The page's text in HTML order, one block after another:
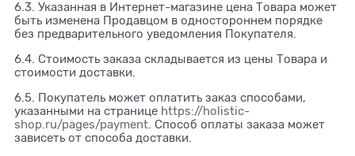
6.3. Указанная в Интернет-магазине цена Товара может
быть изменена Продавцом в одностороннем порядке
без предварительного уведомления Покупателя.
6.4. Стоимость заказа складывается из цены Товара и
стоимости доставки.
6.5. Покупатель может оплатить заказ способами,
указанными на странице https://holistic-
shop.ru/pages/payment . Способ оплаты заказа может
зависеть от способа доставки.